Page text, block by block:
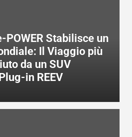
POWER Stabilisce un
Il Viaggio più
da un SUV
in REEV